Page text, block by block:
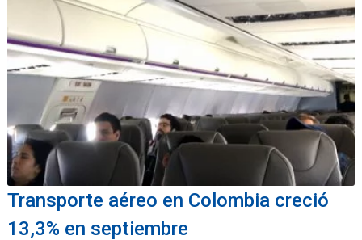
Transporte aéreo en Colombia creció
13,3% en septiembre